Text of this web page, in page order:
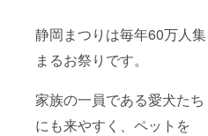
静岡まつりは毎年60万人集
まるお祭りです。
家族の一員である愛犬たち
にも来やすく、ペットを